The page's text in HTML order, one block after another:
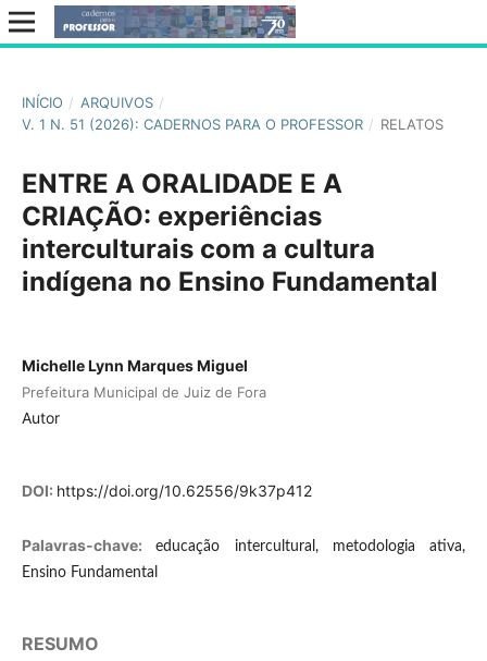
INÍCIO / ARQUIVOS /
V. 1 N. 51 (2026): CADERNOS PARA O PROFESSOR / RELATOS
ENTRE A ORALIDADE E A
CRIAÇÃO: experiências
interculturais com a cultura
indígena no Ensino Fundamental
Michelle Lynn Marques Miguel
Prefeitura Municipal de Juiz de Fora
Autor
DOI: https://doi.org/10.62556/9k37p412
Palavras-chave:educação intercultural, metodologia ativa,
Ensino Fundamental
RESUMO